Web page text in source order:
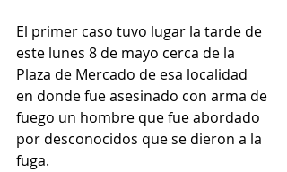
El primer caso tuvo lugar la tarde de
este lunes 8 de mayo cerca de la
Plaza de Mercado de esa localidad
en donde fue asesinado con arma de
fuego un hombre que fue abordado
por desconocidos que se dieron a la
fuga.